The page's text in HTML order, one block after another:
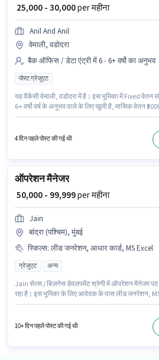
₹ 25,000 - 30,000per महीना
Anil And Anil
वेमाली, वडोदरा
बैक ऑफिस / डेटा एंट्री में 6 - 6+ वर्षो का अनुभव
पोस्ट ग्रेजुएट
यह वैकेंसी वेमाली, वडोदरा में है। इस भूमिका में Fixed वेतन
6+ वर्षो वर्ष के अनुभव वाले के लिए खुली है, मासिक वेतन
4 दिन पहले पोस्ट की गई थी
ऑपरेशन मैनेजर
₹ 50,000 - 99,999per महीना
Jain
बांद्रा (पश्चिम), मुंबई
स्किल्स: लीड जनरेशन, आधार कार्ड, MS Excel
ग्रेजुएट अन्य
Jain सेल्स / बिज़नेस डेवलपमेंट श्रेणी में ऑपरेशन मैनेजर पद
रहा है। इस भूमिका के लिए आवेदक के पास लीड जनरेशन,
पद के लिए Fixed सैलरी उपलब्ध है।
10+ दिन पहले पोस्ट की गई थी